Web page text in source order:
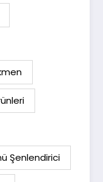
Şenlendirici